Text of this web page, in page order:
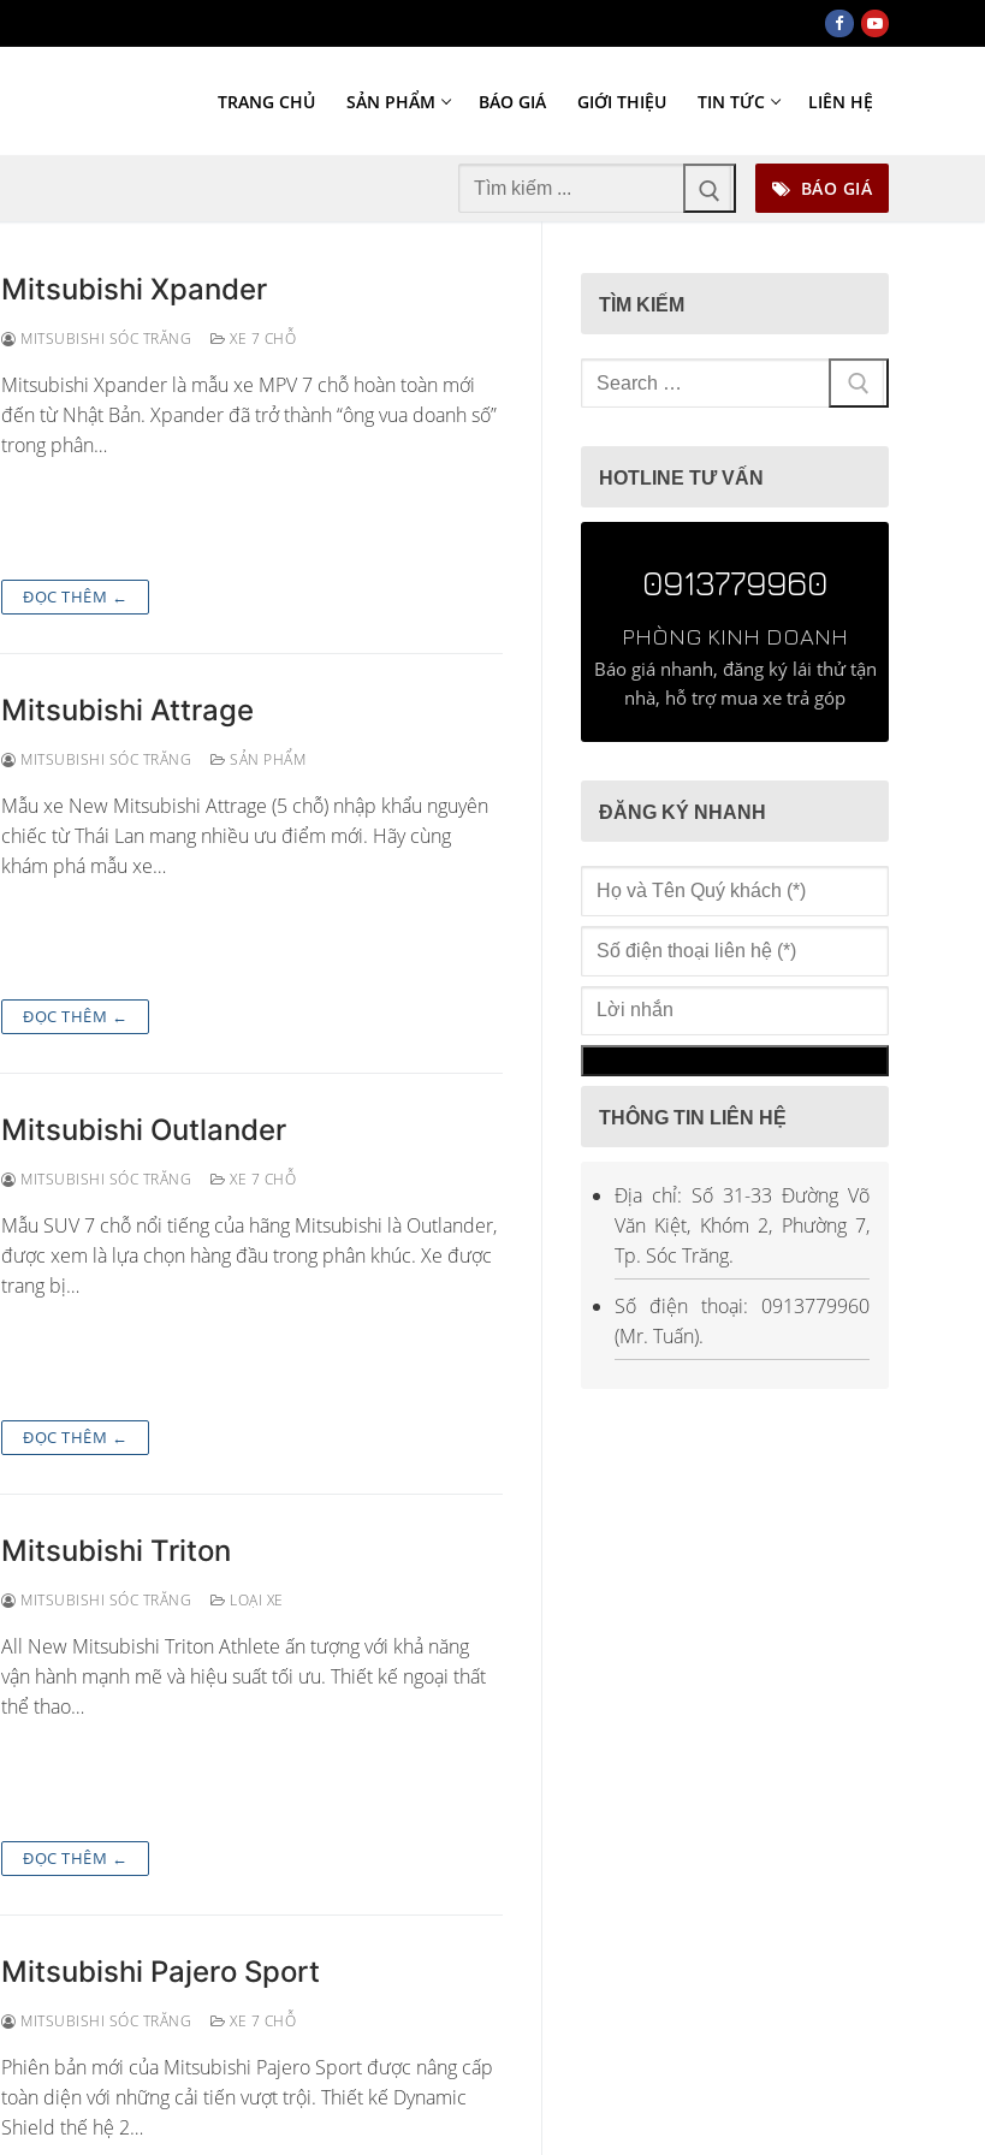
TRANG CHỦ SẢN PHẨM BÁO GIÁ GIỚI THIỆU TIN TỨC LIÊN HỆ
Tìm
BÁO GIÁ
Mitsubishi Xpander
MITSUBISHI SÓC TRĂNG XE 7 CHỖ
Mitsubishi Xpander là mẫu xe MPV 7 chỗ hoàn toàn mới
đến từ Nhật Bản. Xpander đã trở thành “ông vua doanh số”
trong phân…
ĐỌC THÊM ←
Mitsubishi Attrage
MITSUBISHI SÓC TRĂNG SẢN PHẨM
Mẫu xe New Mitsubishi Attrage (5 chỗ) nhập khẩu nguyên
chiếc từ Thái Lan mang nhiều ưu điểm mới. Hãy cùng
khám phá mẫu xe…
ĐỌC THÊM ←
Mitsubishi Outlander
MITSUBISHI SÓC TRĂNG XE 7 CHỖ
Mẫu SUV 7 chỗ nổi tiếng của hãng Mitsubishi là Outlander,
được xem là lựa chọn hàng đầu trong phân khúc. Xe được
trang bị…
ĐỌC THÊM ←
Mitsubishi Triton
MITSUBISHI SÓC TRĂNG LOẠI XE
All New Mitsubishi Triton Athlete ấn tượng với khả năng
vận hành mạnh mẽ và hiệu suất tối ưu. Thiết kế ngoại thất
thể thao…
ĐỌC THÊM ←
Mitsubishi Pajero Sport
MITSUBISHI SÓC TRĂNG XE 7 CHỖ
Phiên bản mới của Mitsubishi Pajero Sport được nâng cấp
toàn diện với những cải tiến vượt trội. Thiết kế Dynamic
Shield thế hệ 2…
TÌM KIẾM
Tìm
kiếm
HOTLINE TƯ VẤN
0913779960
PHÒNG KINH DOANH
Báo giá nhanh, đăng ký lái thử tận
nhà, hỗ trợ mua xe trả góp
ĐĂNG KÝ NHANH
THÔNG TIN LIÊN HỆ
Địa chỉ: Số 31-33 Đường Võ
Văn Kiệt, Khóm 2, Phường 7,
Tp. Sóc Trăng.
Số điện thoại: 0913779960
(Mr. Tuấn).